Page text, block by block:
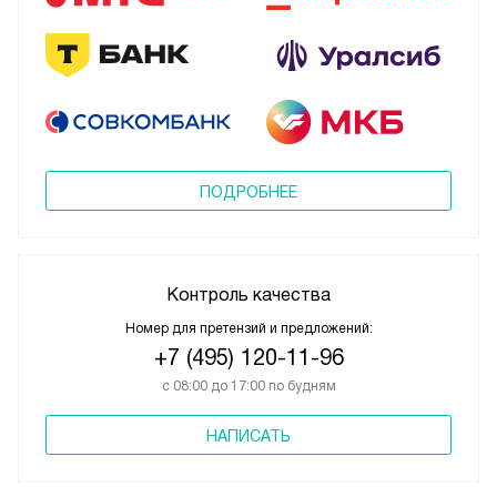
ПОДРОБНЕЕ
Контроль качества
Номер для претензий и предложений:
+7 (495) 120-11-96
с 08:00 до 17:00 по будням
НАПИСАТЬ